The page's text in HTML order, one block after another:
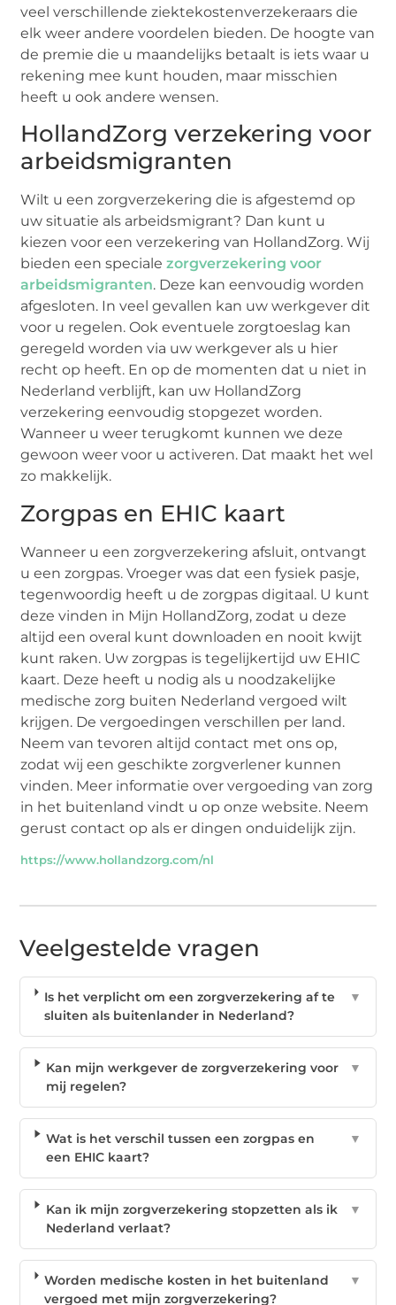
veel verschillende ziektekostenverzekeraars die
elk weer andere voordelen bieden. De hoogte van
de premie die u maandelijks betaalt is iets waar u
rekening mee kunt houden, maar misschien
heeft u ook andere wensen.
HollandZorg verzekering voor
arbeidsmigranten
Wilt u een zorgverzekering die is afgestemd op
uw situatie als arbeidsmigrant? Dan kunt u
kiezen voor een verzekering van HollandZorg. Wij
bieden een specialezorgverzekering voor
arbeidsmigranten. Deze kan eenvoudig worden
afgesloten. In veel gevallen kan uw werkgever dit
voor u regelen. Ook eventuele zorgtoeslag kan
geregeld worden via uw werkgever als u hier
recht op heeft. En op de momenten dat u niet in
Nederland verblijft, kan uw HollandZorg
verzekering eenvoudig stopgezet worden.
Wanneer u weer terugkomt kunnen we deze
gewoon weer voor u activeren. Dat maakt het wel
zo makkelijk.
Zorgpas en EHIC kaart
Wanneer u een zorgverzekering afsluit, ontvangt
u een zorgpas. Vroeger was dat een fysiek pasje,
tegenwoordig heeft u de zorgpas digitaal. U kunt
deze vinden in Mijn HollandZorg, zodat u deze
altijd een overal kunt downloaden en nooit kwijt
kunt raken. Uw zorgpas is tegelijkertijd uw EHIC
kaart. Deze heeft u nodig als u noodzakelijke
medische zorg buiten Nederland vergoed wilt
krijgen. De vergoedingen verschillen per land.
Neem van tevoren altijd contact met ons op,
zodat wij een geschikte zorgverlener kunnen
vinden. Meer informatie over vergoeding van zorg
in het buitenland vindt u op onze website. Neem
gerust contact op als er dingen onduidelijk zijn.
https://www.hollandzorg.com/nl
Veelgestelde vragen
Is het verplicht om een zorgverzekering af te
sluiten als buitenlander in Nederland?
▼
Kan mijn werkgever de zorgverzekering voor
mij regelen?
▼
Wat is het verschil tussen een zorgpas en
een EHIC kaart?
▼
Kan ik mijn zorgverzekering stopzetten als ik
Nederland verlaat?
▼
Worden medische kosten in het buitenland
vergoed met mijn zorgverzekering?
▼